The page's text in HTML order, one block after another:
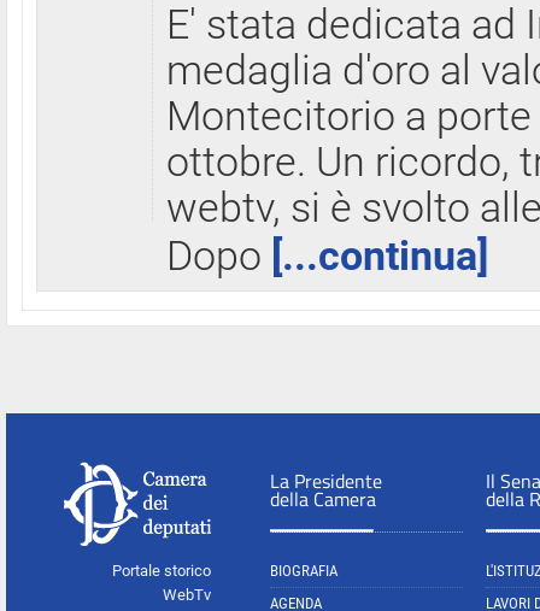
E' stata dedicata ad
medaglia d'oro al
Montecitorio a
ottobre. Un ricordo,
webtv, si è svolto
Dopo [...continua]
Portale storico
WebTv
La Presidente
della Camera
BIOGRAFIA
AGENDA
Il
della
LAVORI